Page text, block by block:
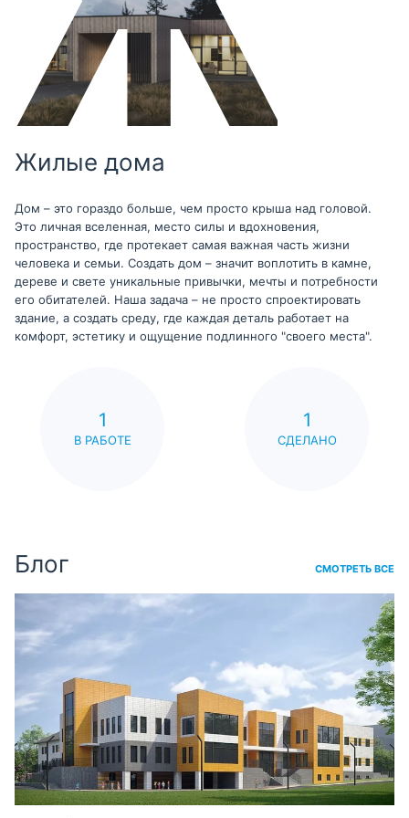
Жилые дома
Дом – это гораздо больше, чем просто крыша над головой.
Это личная вселенная, место силы и вдохновения,
пространство, где протекает самая важная часть жизни
человека и семьи. Создать дом – значит воплотить в камне,
дереве и свете уникальные привычки, мечты и потребности
его обитателей. Наша задача – не просто спроектировать
здание, а создать среду, где каждая деталь работает на
комфорт, эстетику и ощущение подлинного "своего места".
1
В РАБОТЕ
1
СДЕЛАНО
Блог СМОТРЕТЬ ВСЕ